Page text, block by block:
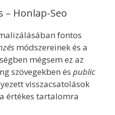
– Honlap-Seo
fontos
módszereinek és a
mégsem ez az
szövegekben és public
visszacsatolások
értékes tartalomra